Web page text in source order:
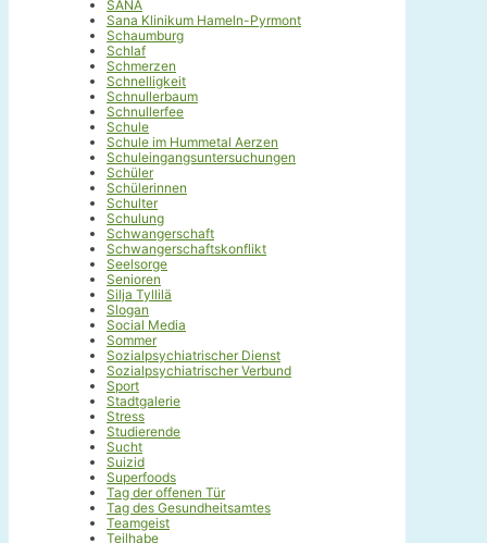
SANA
Sana Klinikum Hameln-Pyrmont
Schaumburg
Schlaf
Schmerzen
Schnelligkeit
Schnullerbaum
Schnullerfee
Schule
Schule im Hummetal Aerzen
Schuleingangsuntersuchungen
Schüler
Schülerinnen
Schulter
Schulung
Schwangerschaft
Schwangerschaftskonflikt
Seelsorge
Senioren
Silja Tyllilä
Slogan
Social Media
Sommer
Sozialpsychiatrischer Dienst
Sozialpsychiatrischer Verbund
Sport
Stadtgalerie
Stress
Studierende
Sucht
Suizid
Superfoods
Tag der offenen Tür
Tag des Gesundheitsamtes
Teamgeist
Teilhabe